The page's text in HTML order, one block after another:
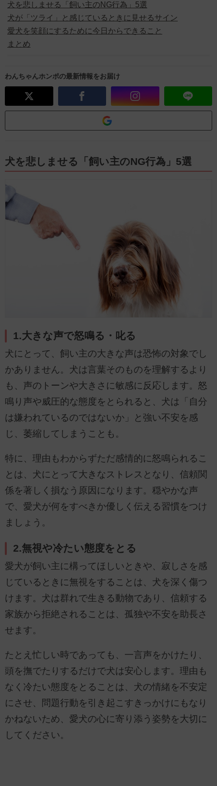
犬を悲しませる「飼い主のNG行為」5選
犬が「ツライ」と感じているときに見せるサイン
愛犬を笑顔にするために今日からできること
まとめ
わんちゃんホンポの最新情報をお届け
犬を悲しませる「飼い主のNG行為」5選
1.大きな声で怒鳴る・叱る
犬にとって、飼い主の大きな声は恐怖の対象でし
かありません。犬は言葉そのものを理解するより
も、声のトーンや大きさに敏感に反応します。怒
鳴り声や威圧的な態度をとられると、犬は「自分
は嫌われているのではないか」と強い不安を感
じ、萎縮してしまうことも。
特に、理由もわからずただ感情的に怒鳴られるこ
とは、犬にとって大きなストレスとなり、信頼関
係を著しく損なう原因になります。穏やかな声
で、愛犬が何をすべきか優しく伝える習慣をつけ
ましょう。
2.無視や冷たい態度をとる
愛犬が飼い主に構ってほしいときや、寂しさを感
じているときに無視をすることは、犬を深く傷つ
けます。犬は群れで生きる動物であり、信頼する
家族から拒絶されることは、孤独や不安を助長さ
せます。
たとえ忙しい時であっても、一言声をかけたり、
頭を撫でたりするだけで犬は安心します。理由も
なく冷たい態度をとることは、犬の情緒を不安定
にさせ、問題行動を引き起こすきっかけにもなり
かねないため、愛犬の心に寄り添う姿勢を大切に
してください。